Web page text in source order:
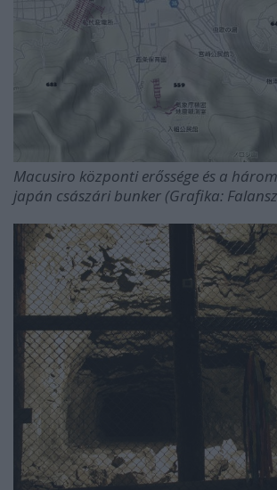
Macusiro központi erőssége és a
japán császári bunker (Grafika: